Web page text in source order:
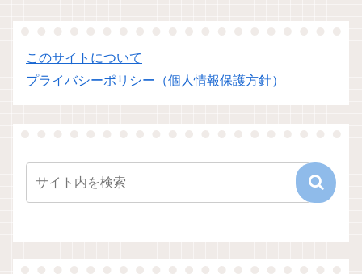
このサイトについて
プライバシーポリシー（個人情報保護方針）